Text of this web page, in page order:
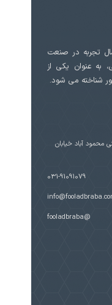
فولاد برابا با بیش از 30 سال تجربه در صنعت
به عنوان یکی از
شناخته می شود.
آباد خیابان
031-91091079
@fooladbraba